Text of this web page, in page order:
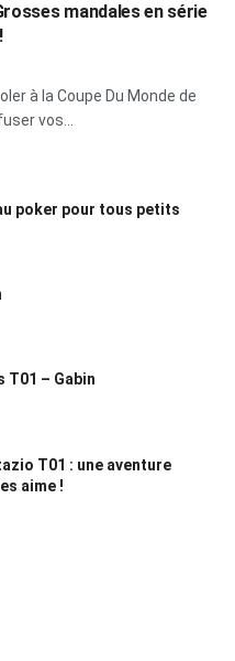
mandales en série
à la Coupe Du Monde de
vos...
poker pour tous petits
T01 – Gabin
T01 : une aventure
aime !